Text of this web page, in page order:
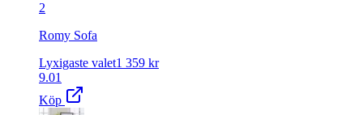
2
Romy Sofa
Lyxigaste valet1 359 kr
9.01
Köp